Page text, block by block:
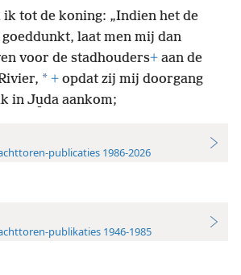
ik tot de koning: „Indien het de
laat men mij dan
voor de stadhouders+ aan de
* + opdat zij mij doorgang
in Ju̱da aankom;
publicaties 1986-2026
publikaties 1946-1985